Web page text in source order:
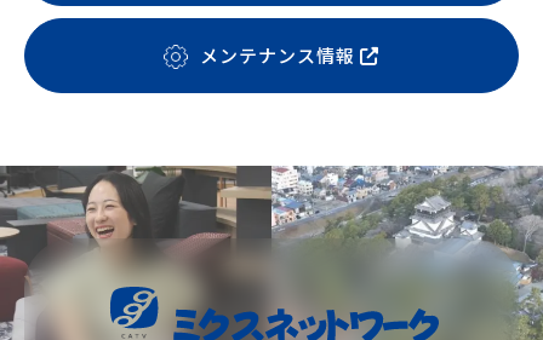
メンテナンス情報